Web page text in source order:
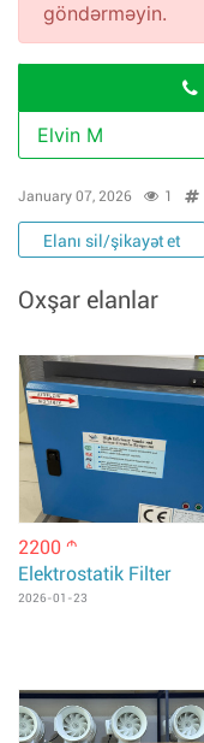
göndərməyin.
Elvin M
January 07, 2026 1
Elanı sil/şikayət et
Oxşar elanlar
2200 m
Elektrostatik Filter
2026-01-23